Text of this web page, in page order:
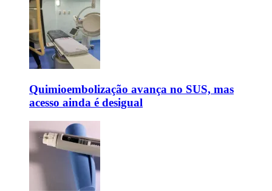
Quimioembolização avança no SUS, mas
acesso ainda é desigual